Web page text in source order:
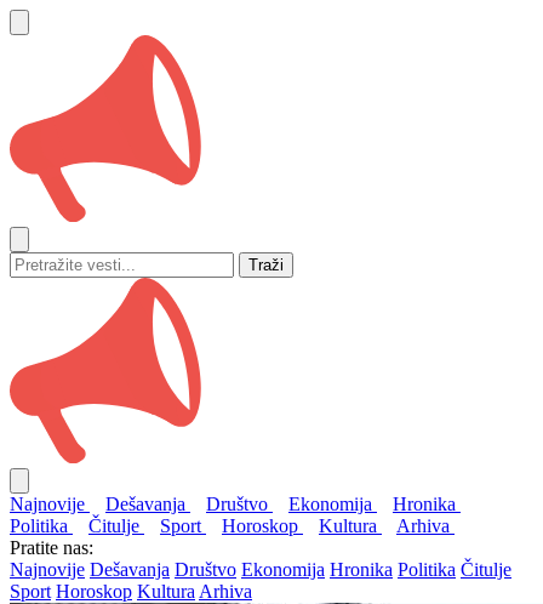
Traži
Najnovije Dešavanja Društvo Ekonomija
Hronika
Politika
Čitulje Sport Horoskop Kultura
Arhiva
Pratite nas:
Najnovije Dešavanja Društvo Ekonomija Hronika Politika Čitulje
Sport Horoskop Kultura Arhiva